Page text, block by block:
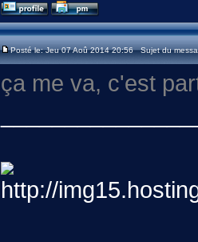
Posté le: Jeu 07 Aoû 2014 20:56 Sujet du
ça me va, c'est